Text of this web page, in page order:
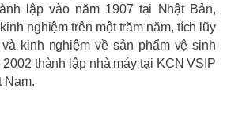
lập vào năm 1907 tại Nhật Bản,
nghiệm trên một trăm năm, tích lũy
kinh nghiệm về sản phẩm vệ sinh
thành lập nhà máy tại KCN VSIP
Nam.